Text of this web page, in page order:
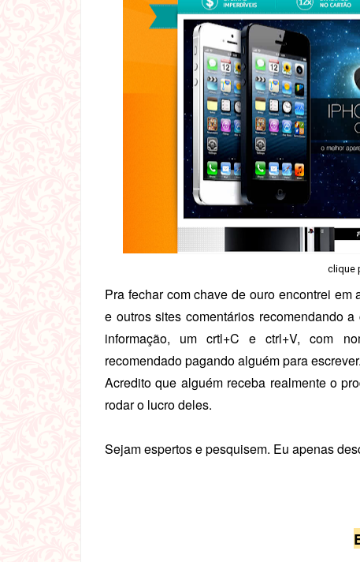
clique
Pra fechar com chave de ouro encontrei
e outros sites comentários recomendando
informação, um crtl+C e ctrl+V, com
recomendado pagando alguém para escrever.
Acredito que alguém receba realmente o
rodar o lucro deles.
Sejam espertos e pesquisem. Eu apenas